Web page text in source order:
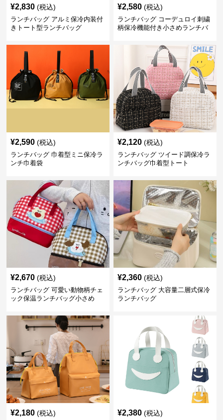
¥2,830 (税込)
ランチバッグ アルミ保冷内装付
きトート型ランチバッグ
¥2,580 (税込)
ランチバッグ コーデュロイ刺繍
柄保冷機能付き小さめランチバ
¥2,590 (税込)
ランチバッグ 巾着型ミニ保冷ラ
ンチ巾着袋
¥2,120 (税込)
ランチバッグ ツイード調保冷ラ
ンチバッグ巾着型トート
¥2,670 (税込)
ランチバッグ 可愛い動物柄チェ
ック保温ランチバッグ小さめ
¥2,360 (税込)
ランチバッグ 大容量二層式保冷
ランチバッグ
¥2,180 (税込) ¥2,380 (税込)